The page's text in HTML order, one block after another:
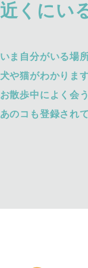
近くにい
いま自分がいる場
犬や猫がわかります
お散歩中によく会う
あのコも登録され